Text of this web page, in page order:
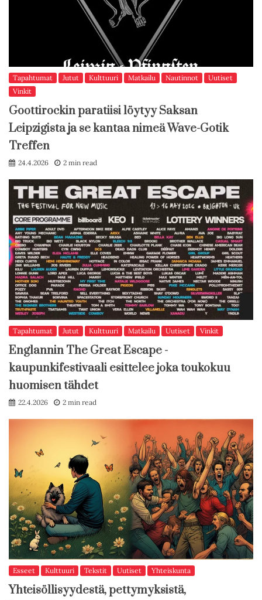
Tapahtumat Jutut Kulttuuri Matkailu Nautinnot
Uutiset
Vinkit
Goottirockin paratiisi löytyy Saksan
Leipzigista ja se kantaa nimeä Wave-Gotik
Treffen
24.4.2026 2 min read
Tapahtumat Jutut Kulttuuri Matkailu Uutiset Vinkit
Englannin The Great Escape -
kaupunkifestivaali esittelee joka toukokuu
huomisen tähdet
22.4.2026 2 min read
Esseet Kulttuuri Tekstit Uutiset Yhteiskunta
Yhteisöllisyydestä, pettymyksistä,